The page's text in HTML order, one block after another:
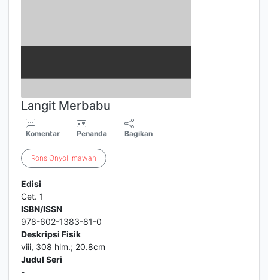
Langit Merbabu
Komentar Penanda Bagikan
Rons Onyol Imawan
Edisi
Cet. 1
ISBN/ISSN
978-602-1383-81-0
Deskripsi Fisik
viii, 308 hlm.; 20.8cm
Judul Seri
-